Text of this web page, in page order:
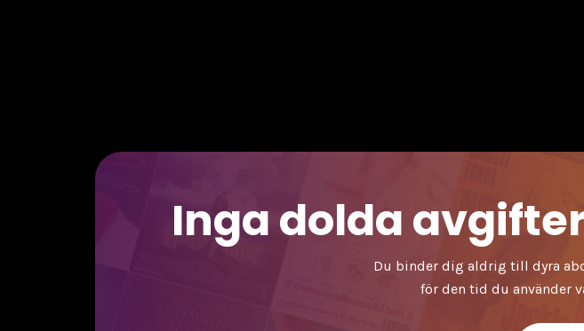
Inga dolda
Du binder dig aldrig till dyra
för den tid du använder